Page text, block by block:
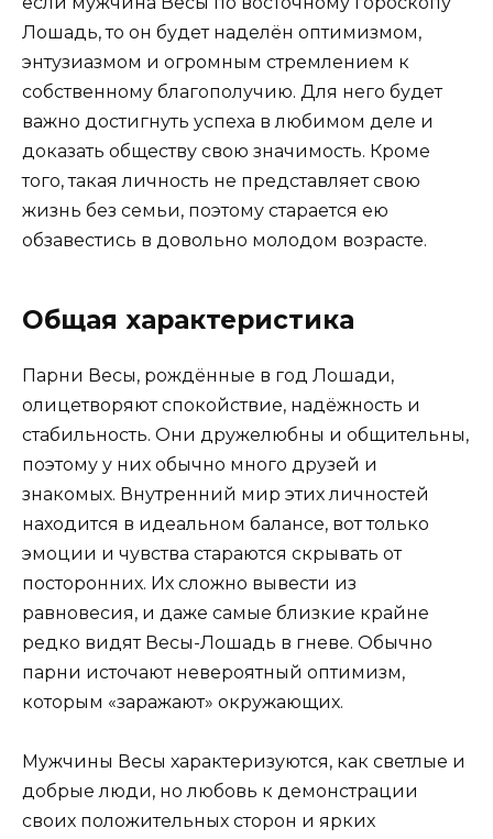
Лошадь, то он будет наделён оптимизмом,
энтузиазмом и огромным стремлением к
собственному благополучию. Для него будет
важно достигнуть успеха в любимом деле и
доказать обществу свою значимость. Кроме
того, такая личность не представляет свою
жизнь без семьи, поэтому старается ею
обзавестись в довольно молодом возрасте.
Общая характеристика
Парни Весы, рождённые в год Лошади,
олицетворяют спокойствие, надёжность и
стабильность. Они дружелюбны и общительны,
поэтому у них обычно много друзей и
знакомых. Внутренний мир этих личностей
находится в идеальном балансе, вот только
эмоции и чувства стараются скрывать от
посторонних. Их сложно вывести из
равновесия, и даже самые близкие крайне
редко видят Весы-Лошадь в гневе. Обычно
парни источают невероятный оптимизм,
которым «заражают» окружающих.
Мужчины Весы характеризуются, как светлые и
добрые люди, но любовь к демонстрации
своих положительных сторон и ярких